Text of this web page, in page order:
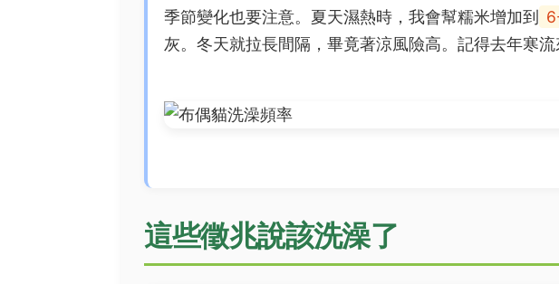
季節變化也要注意。夏天濕熱時，我會幫糯米增加到
灰。冬天就拉長間隔，畢竟著涼風險高。記得去年寒
這些徵兆說該洗澡了